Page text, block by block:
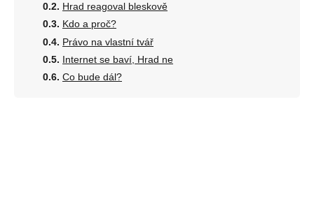
Hrad reagoval bleskově
Kdo a proč?
Právo na vlastní tvář
Internet se baví, Hrad ne
Co bude dál?